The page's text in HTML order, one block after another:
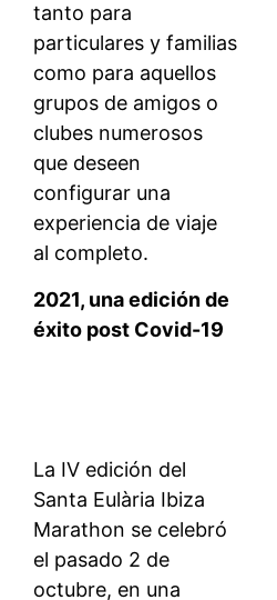
tanto para
particulares y familias
como para aquellos
grupos de amigos o
clubes numerosos
que deseen
configurar una
experiencia de viaje
al completo.
2021, una edición de
éxito post Covid-19
La IV edición del
Santa Eulària Ibiza
Marathon se celebró
el pasado 2 de
octubre, en una